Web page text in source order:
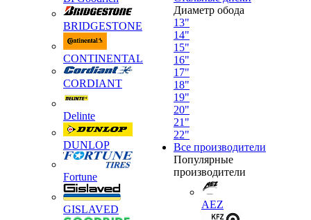
BRIDGESTONE
CONTINENTAL
CORDIANT
Delinte
DUNLOP
Fortune
GISLAVED
Диаметр обода
13"
14"
15"
16"
17"
18"
19"
20"
21"
22"
Все производители
Популярные
производители
AEZ